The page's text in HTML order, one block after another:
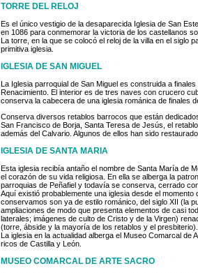
TORRE DEL RELOJ
Es el único vestigio de la desaparecida Iglesia de San
en 1086 para conmemorar la victoria de los castellanos
La torre, en la que se colocó el reloj de la villa en el
primitiva iglesia.
IGLESIA DE SAN MIGUEL
La Iglesia parroquial de San Miguel es construida a
Renacimiento. El interior es de tres naves con crucero
conserva la cabecera de una iglesia románica de finales
Conserva diversos retablos barrocos que están
San Francisco de Borja, Santa Teresa de Jesús, el
además del Calvario. Algunos de ellos han sido
IGLESIA DE SANTA MARIA
Esta iglesia recibía antaño el nombre de Santa María de
el corazón de su vida religiosa. En ella se alberga la
parroquias de Peñafiel y todavía se conserva, cerrado
Aquí existió probablemente una iglesia desde el
conservamos son ya de estilo románico, del siglo XII (la
ampliaciones de modo que presenta elementos de casi
laterales; imágenes de culto de Cristo y de la Virgen)
(torre, ábside y la mayoría de los retablos y el presbiterio).
La iglesia en la actualidad alberga el Museo Comarcal
ricos de Castilla y León.
MUSEO COMARCAL DE ARTE SACRO